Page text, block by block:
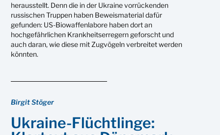
herausstellt. Denn die in der Ukraine vorrückenden
russischen Truppen haben Beweismaterial dafür
gefunden: US-Biowaffenlabore haben dort an
hochgefährlichen Krankheitserregern geforscht und
auch daran, wie diese mit Zugvögeln verbreitet werden
könnten.
Birgit Stöger
Ukraine-Flüchtlinge: